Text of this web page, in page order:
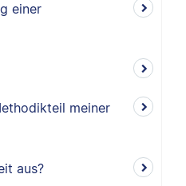
einer
meiner
aus?